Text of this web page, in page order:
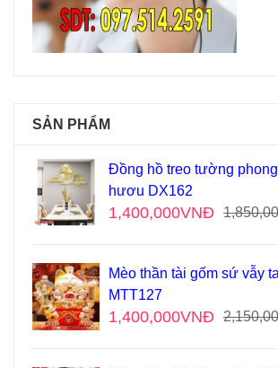
SẢN PHẨM
Đồng hồ treo tường
hươu DX162
1,400,000VNĐ
Mèo thần tài gốm sứ vẫy
MTT127
1,400,000VNĐ